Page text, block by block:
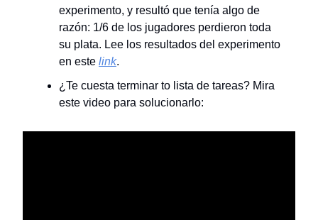
experimento, y resultó que tenía algo de
razón: 1/6 de los jugadores perdieron toda
su plata. Lee los resultados del experimento
en este link.
¿Te cuesta terminar to lista de tareas? Mira
este video para solucionarlo: